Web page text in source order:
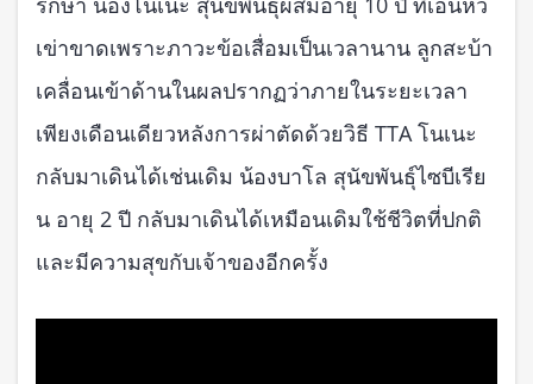
เข่าขาดเพราะภาวะข้อเสื่อมเป็นเวลานาน ลูกสะบ้า
เคลื่อนเข้าด้านในผลปรากฏว่าภายในระยะเวลา
เพียงเดือนเดียวหลังการผ่าตัดด้วยวิธี TTA โนเนะ
กลับมาเดินได้เช่นเดิม น้องบาโล สุนัขพันธุ์ไซบีเรีย
น อายุ 2 ปี กลับมาเดินได้เหมือนเดิมใช้ชีวิตที่ปกติ
และมีความสุขกับเจ้าของอีกครั้ง